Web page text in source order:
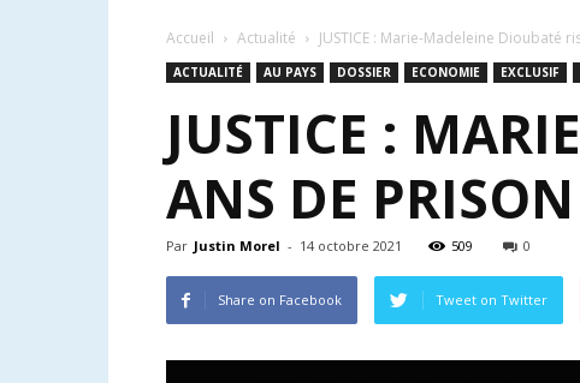
Accueil Actualité JUSTICE : Marie-Madeleine Dioubaté
ACTUALITÉ AU PAYS DOSSIER ECONOMIE EXCLUSIF
JUSTICE :
ANS DE
Par Justin Morel - 14 octobre 2021 509 0
Share on Facebook Tweet on Twitter